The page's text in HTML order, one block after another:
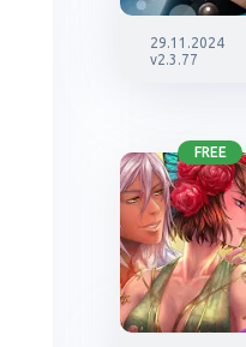
29.11.2024
v2.3.77
FREE